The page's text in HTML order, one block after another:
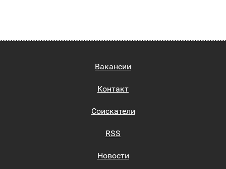
Вакансии
Контакт
Соискатели
RSS
Новости